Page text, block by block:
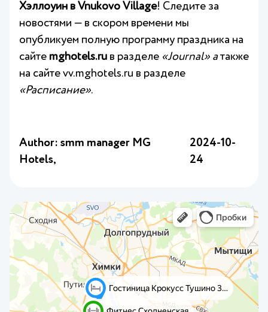
Хэллоуин в Vnukovo Village! Следите за
новостями — в скором времени мы
опубликуем полную программу праздника на
сайте mghotels.ru в разделе «Journal» атакже
на сайте vv.mghotels.ru в разделе
«Расписание».
Author: smm manager MG
Hotels,
2024-10-
24